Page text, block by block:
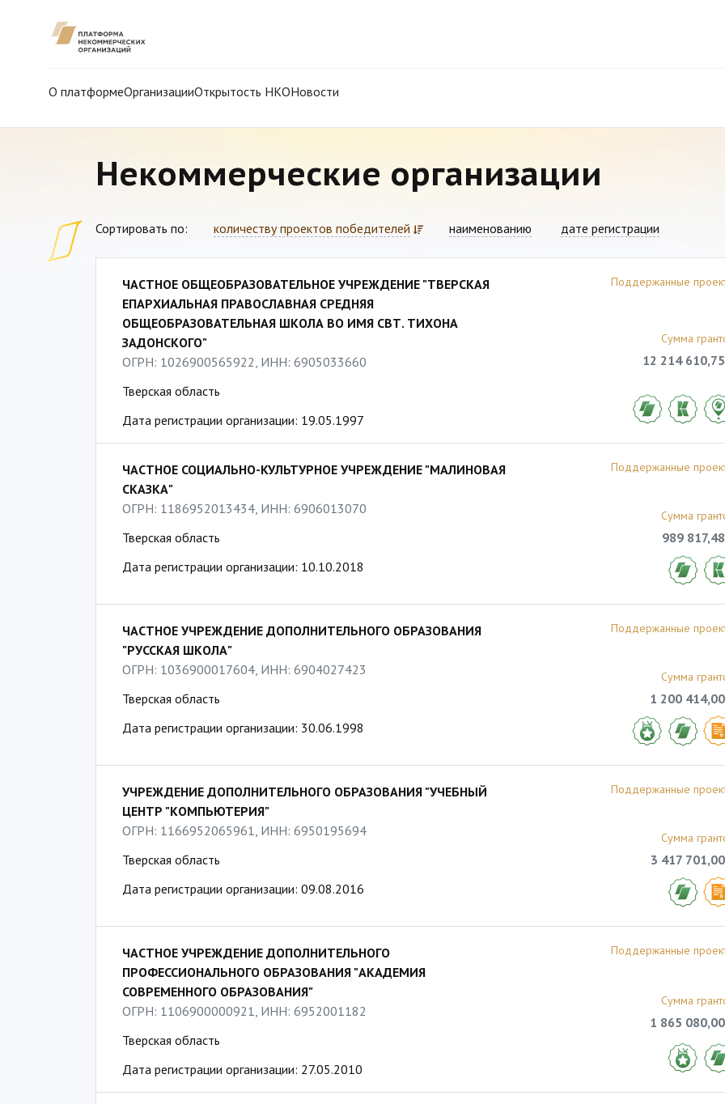
О платформеОрганизацииОткрытость НКОНовости
Некоммерческие организации
Сортировать по: количеству проектов победителей наименованию дате регистрации
ЧАСТНОЕ ОБЩЕОБРАЗОВАТЕЛЬНОЕ УЧРЕЖДЕНИЕ "ТВЕРСКАЯ
ЕПАРХИАЛЬНАЯ ПРАВОСЛАВНАЯ СРЕДНЯЯ
ОБЩЕОБРАЗОВАТЕЛЬНАЯ ШКОЛА ВО ИМЯ СВТ. ТИХОНА
ЗАДОНСКОГО"
ОГРН: 1026900565922, ИНН: 6905033660
Тверская область
Дата регистрации организации: 19.05.1997
Поддержанные
Сумма
12 214
ЧАСТНОЕ СОЦИАЛЬНО-КУЛЬТУРНОЕ УЧРЕЖДЕНИЕ "МАЛИНОВАЯ
СКАЗКА"
ОГРН: 1186952013434, ИНН: 6906013070
Тверская область
Дата регистрации организации: 10.10.2018
Поддержанные
Сумма
989
ЧАСТНОЕ УЧРЕЖДЕНИЕ ДОПОЛНИТЕЛЬНОГО ОБРАЗОВАНИЯ
"РУССКАЯ ШКОЛА"
ОГРН: 1036900017604, ИНН: 6904027423
Тверская область
Дата регистрации организации: 30.06.1998
Поддержанные
Сумма
1 200
УЧРЕЖДЕНИЕ ДОПОЛНИТЕЛЬНОГО ОБРАЗОВАНИЯ "УЧЕБНЫЙ
ЦЕНТР "КОМПЬЮТЕРИЯ"
ОГРН: 1166952065961, ИНН: 6950195694
Тверская область
Дата регистрации организации: 09.08.2016
Поддержанные
Сумма
3 417
ЧАСТНОЕ УЧРЕЖДЕНИЕ ДОПОЛНИТЕЛЬНОГО
ПРОФЕССИОНАЛЬНОГО ОБРАЗОВАНИЯ "АКАДЕМИЯ
СОВРЕМЕННОГО ОБРАЗОВАНИЯ"
ОГРН: 1106900000921, ИНН: 6952001182
Тверская область
Дата регистрации организации: 27.05.2010
Поддержанные
Сумма
1 865